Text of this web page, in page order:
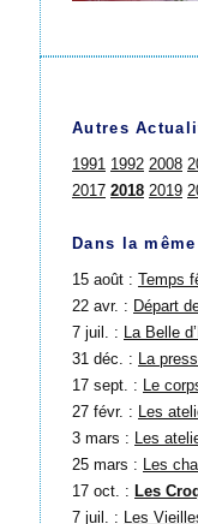
Autres
1991 1992 2008
2017 2018 2019
Dans la
15 août : Temps
22 avr. : Départ
7 juil. : La Belle
31 déc. : La
17 sept. : Le
27 févr. : Les
3 mars : Les
25 mars : Les
17 oct. : Les
7 juil. : Les